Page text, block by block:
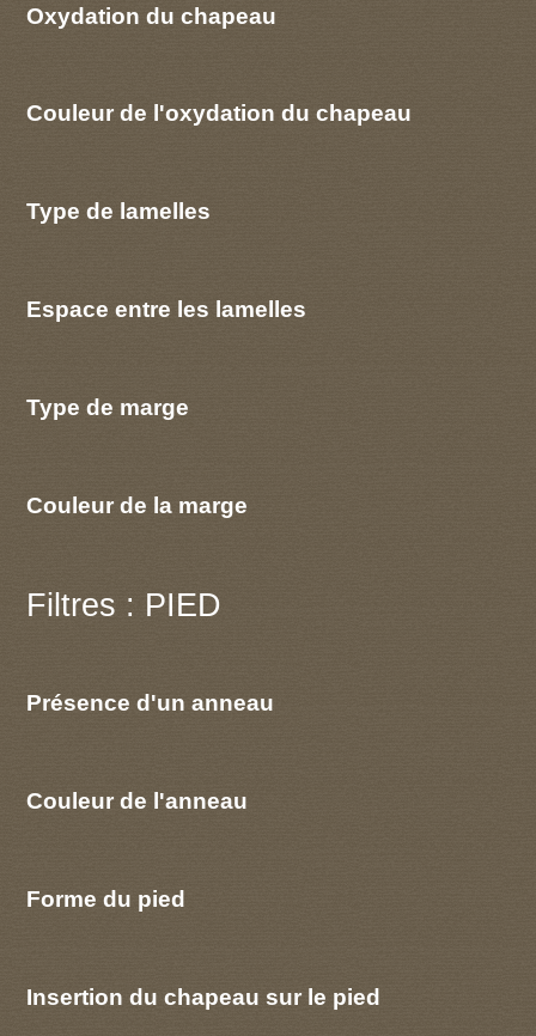
Oxydation du chapeau
Couleur de l'oxydation du chapeau
Type de lamelles
Espace entre les lamelles
Type de marge
Couleur de la marge
Filtres : PIED
Présence d'un anneau
Couleur de l'anneau
Forme du pied
Insertion du chapeau sur le pied